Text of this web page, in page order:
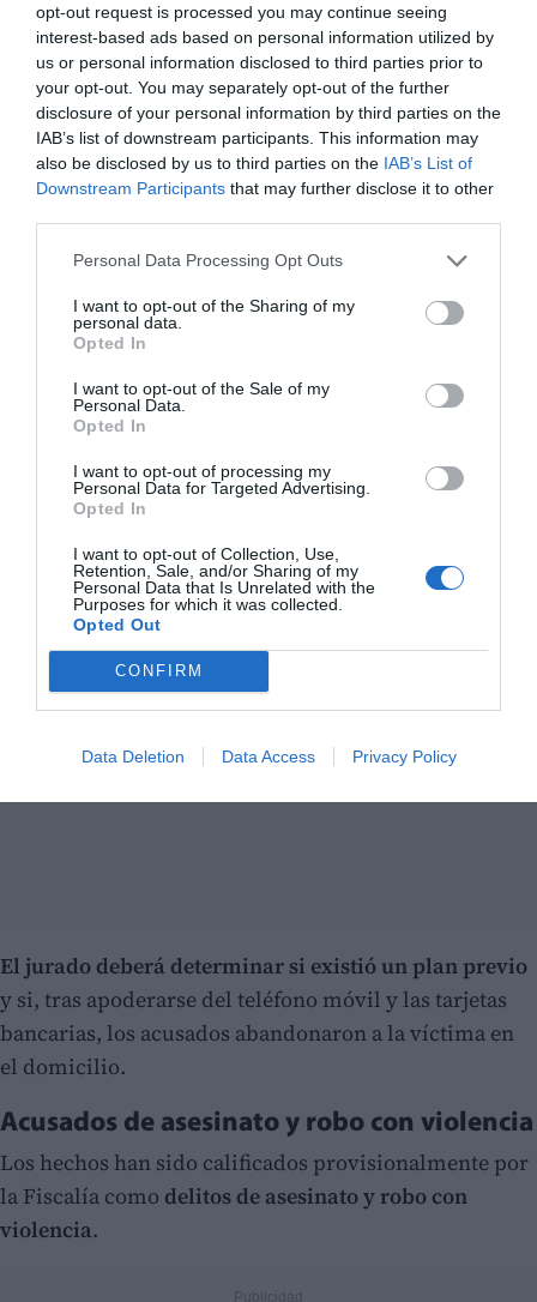
opt-out request is processed you may continue seeing
interest-based ads based on personal information utilized by
us or personal information disclosed to third parties prior to
your opt-out. You may separately opt-out of the further
disclosure of your personal information by third parties on the
IAB’s list of downstream participants. This information may
also be disclosed by us to third parties on the IAB’s List of
Downstream Participants that may further disclose it to other
Personal Data Processing Opt Outs
I want to opt-out of the Sharing of my
personal data.
Opted In
I want to opt-out of the Sale of my
Personal Data.
Opted In
I want to opt-out of processing my
Personal Data for Targeted Advertising.
Opted In
I want to opt-out of Collection, Use,
Retention, Sale, and/or Sharing of my
Personal Data that Is Unrelated with the
Purposes for which it was collected.
Opted Out
CONFIRM
Data Deletion Data Access Privacy Policy
después de conocer que disponía de 126.000 euros
sus cuentas bancarias.
Según la versión de la Fiscalía,la mujer procesada
habría intentado conseguir las claves bancariasdel
fallecido para acceder al dinero.
El jurado deberá determinar si existió un plan previo
y si, tras apoderarse del teléfono móvil y las tarjetas
bancarias, los acusados abandonaron a la víctima en
el domicilio.
Acusados de asesinato y robo con violencia
Los hechos han sido calificados provisionalmente por
la Fiscalía como delitos de asesinato y robo con
violencia.